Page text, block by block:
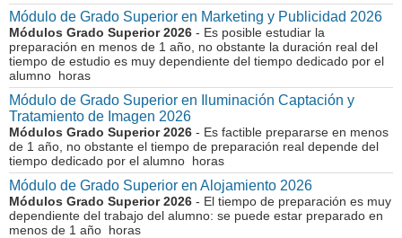
Módulo de Grado Superior en Marketing y Publicidad 2026
Módulos Grado Superior 2026 - Es posible estudiar la
preparación en menos de 1 año, no obstante la duración real del
tiempo de estudio es muy dependiente del tiempo dedicado por el
alumno horas
Módulo de Grado Superior en Iluminación Captación y
Tratamiento de Imagen 2026
Módulos Grado Superior 2026 - Es factible prepararse en menos
de 1 año, no obstante el tiempo de preparación real depende del
tiempo dedicado por el alumno horas
Módulo de Grado Superior en Alojamiento 2026
Módulos Grado Superior 2026 - El tiempo de preparación es muy
dependiente del trabajo del alumno: se puede estar preparado en
menos de 1 año horas